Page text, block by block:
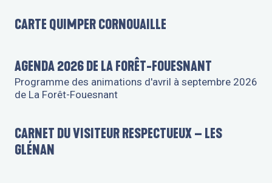
CARTE QUIMPER CORNOUAILLE
AGENDA 2026 DE LA FORÊT-FOUESNANT
Programme des animations d'avril à septembre 2026
de La Forêt-Fouesnant
CARNET DU VISITEUR RESPECTUEUX – LES
GLÉNAN